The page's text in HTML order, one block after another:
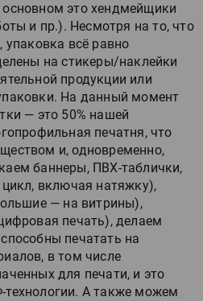
это хендмейщики
и пр.). Несмотря на то, что
упаковка всё равно
на стикеры/наклейки
продукции или
На данный момент
— это 50% нашей
печатня, что
и, одновременно,
баннеры, ПВХ-таблички,
включая натяжку),
— на витрины),
печать), делаем
печатать на
в том числе
для печати, и это
А также можем